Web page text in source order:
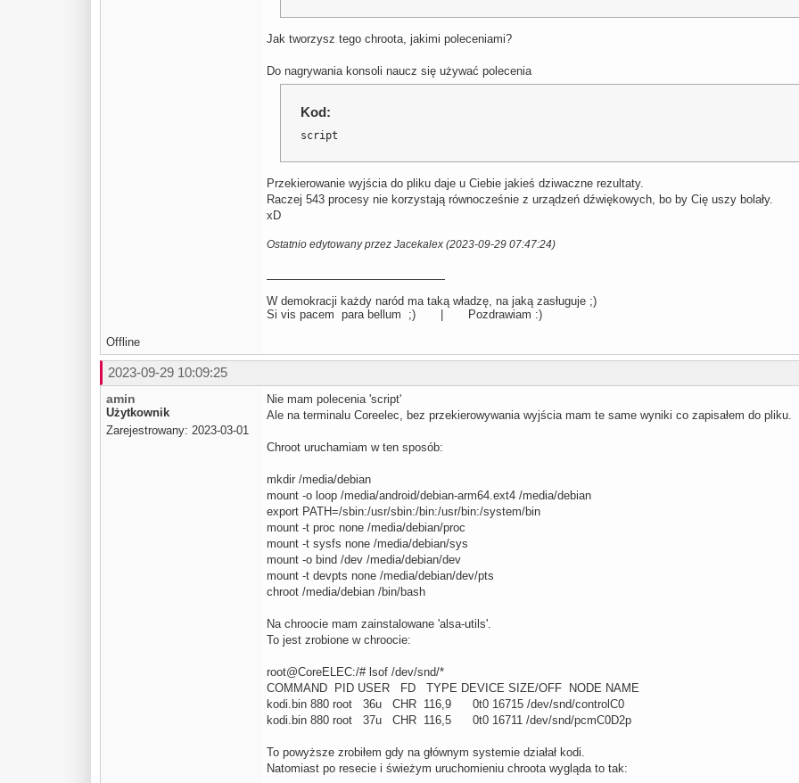
Jak tworzysz tego chroota, jakimi poleceniami?
Do nagrywania konsoli naucz się używać polecenia
Kod:
script
Przekierowanie wyjścia do pliku daje u Ciebie jakieś dziwaczne rezultaty.
Raczej 543 procesy nie korzystają równocześnie z urządzeń dźwiękowych, bo by Cię uszy bolały.
xD
Ostatnio edytowany przez Jacekalex (2023-09-29 07:47:24)
W demokracji każdy naród ma taką władzę, na jaką zasługuje ;)
Si vis pacem para bellum ;) | Pozdrawiam :)
Offline
2023-09-29 10:09:25
amin
Użytkownik
Zarejestrowany: 2023-03-01
Nie mam polecenia 'script'
Ale na terminalu Coreelec, bez przekierowywania wyjścia mam te same wyniki co zapisałem do pliku.
Chroot uruchamiam w ten sposób:
mkdir /media/debian
mount -o loop /media/android/debian-arm64.ext4 /media/debian
export PATH=/sbin:/usr/sbin:/bin:/usr/bin:/system/bin
mount -t proc none /media/debian/proc
mount -t sysfs none /media/debian/sys
mount -o bind /dev /media/debian/dev
mount -t devpts none /media/debian/dev/pts
chroot /media/debian /bin/bash
Na chroocie mam zainstalowane 'alsa-utils'.
To jest zrobione w chroocie:
root@CoreELEC:/# lsof /dev/snd/*
COMMAND PID USER FD TYPE DEVICE SIZE/OFF NODE NAME
kodi.bin 880 root 36u CHR 116,9 0t0 16715 /dev/snd/controlC0
kodi.bin 880 root 37u CHR 116,5 0t0 16711 /dev/snd/pcmC0D2p
To powyższe zrobiłem gdy na głównym systemie działał kodi.
Natomiast po resecie i świeżym uruchomieniu chroota wygląda to tak: